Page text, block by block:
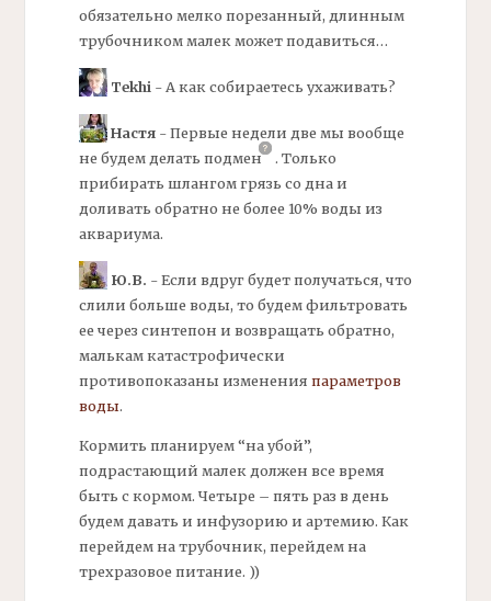
обязательно мелко порезанный, длинным
трубочником малек может подавиться…
Tekhi - А как собираетесь ухаживать?
Настя- Первые недели две мы вообще
не будем делать подмен . Только
прибирать шлангом грязь со дна и
доливать обратно не более 10% воды из
аквариума.
Ю.В. - Если вдруг будет получаться, что
слили больше воды, то будем фильтровать
ее через синтепон и возвращать обратно,
малькам катастрофически
противопоказаны изменения параметров
воды.
Кормить планируем “на убой”,
подрастающий малек должен все время
быть с кормом. Четыре – пять раз в день
будем давать и инфузорию и артемию. Как
перейдем натрубочник, перейдем на
трехразовое питание. ))